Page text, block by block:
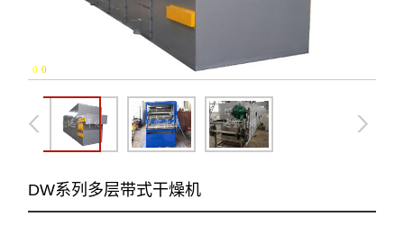
0 -0
DW系列多层带式干燥机